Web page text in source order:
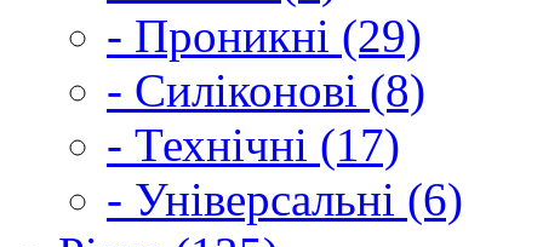
- Проникні (29)
- Силіконові (8)
- Технічні (17)
- Універсальні (6)